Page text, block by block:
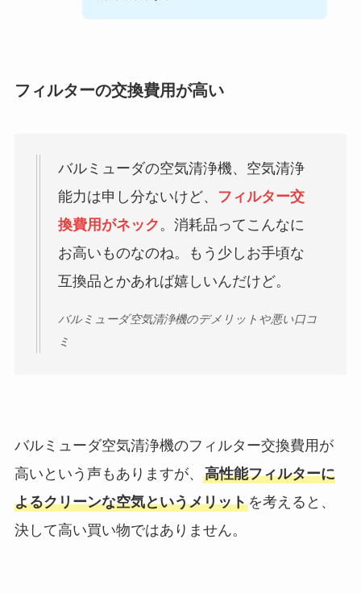
フィルターの交換費用が高い
バルミューダの空気清浄機、空気清浄
能力は申し分ないけど、
フィルター交
換費用がネック。消耗品ってこんなに
お高いものなのね。もう少しお手頃な
互換品とかあれば嬉しいんだけど。
バルミューダ空気清浄機のデメリットや悪い口コ
ミ
バルミューダ空気清浄機のフィルター交換費用が
高いという声もありますが、 高性能フィルターに
よるクリーンな空気というメリットを考えると、
決して高い買い物ではありません。